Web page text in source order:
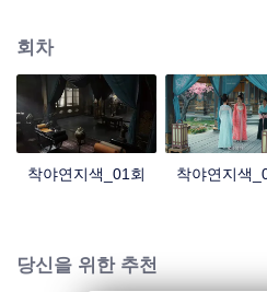
고 깊은 산 속으로 들어가 은둔 생활을 한다.
회차
착야연지색_01회 착야연지색
당신을 위한 추천